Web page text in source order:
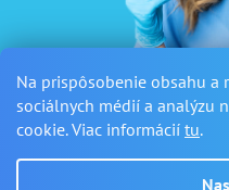
Na prispôsobenie obsahu
sociálnych médií a analýzu
cookie. Viac informácií tu.